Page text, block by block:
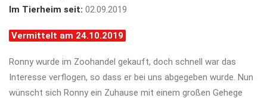
Im Tierheim seit: 02.09.2019
Vermittelt am 24.10.2019
Ronny wurde im Zoohandel gekauft, doch schnell war das
Interesse verflogen, so dass er bei uns abgegeben wurde. Nun
wünscht sich Ronny ein Zuhause mit einem großen Gehege